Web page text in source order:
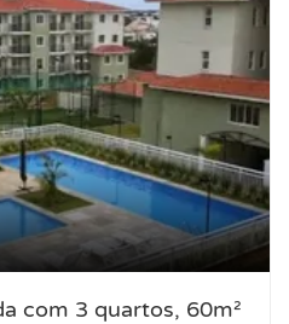
com 3 quartos, 60m²